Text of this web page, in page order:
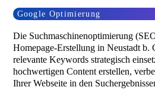
Google Optimierung
Die Suchmaschinenoptimierung
Homepage-Erstellung in Neustadt b.
relevante Keywords strategisch
hochwertigen Content erstellen,
Ihrer Webseite in den